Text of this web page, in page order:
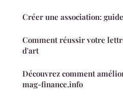
Créer une association:
Comment réussir votre
d'art
Découvrez comment
mag-finance.info